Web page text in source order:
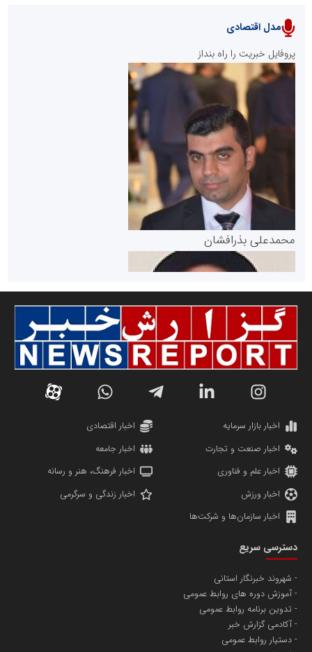
پایگاه خبری نهضت ملی مسکن
پایگاه خبری گفتمان یزد
دانشگاه سئوی ایران
پایگاه اطلاع رسانی اعتلای نهادهای مردمی
سازمان بورس و اوراق بهادار
مرجع اخبار موثق در بازارسرمایه
سازمان صنعت،معدن و تجارت
تامین آهن اسفنجی تولیدکنندگان فولاد در کشور
مدل اقتصادی
پروفایل خبریت را راه بنداز
محمدعلی بذرافشان
مریم حاج نوروز نظری
مسعودصادقی
اخبار بازار سرمایه
اخبار اقتصادی
اخبار صنعت و تجارت
اخبار جامعه
اخبار علم و فناوری
اخبار فرهنگ، هنر و رسانه
اخبار ورزش
اخبار زندگی و سرگرمی
اخبار سازمان‌ها و شرکت‌ها
دسترسی سریع
شهروند خبرنگار استانی
آموزش دوره های روابط عمومی
تدوین برنامه روابط عمومی
آکادمی گزارش خبر
دستیار روابط عمومی